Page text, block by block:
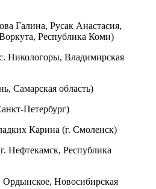
Галина, Русак Анастасия,
Республика Коми)
Никологоры, Владимирская
Самарская область)
Петербург)
Карина (г. Смоленск)
Нефтекамск, Республика
Новосибирская